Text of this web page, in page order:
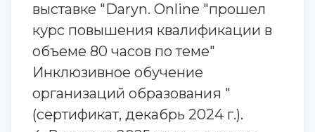
выставке "Daryn. Online "прошел
курс повышения квалификации в
объеме 80 часов по теме"
Инклюзивное обучение
организаций образования "
(сертификат, декабрь 2024 г.).